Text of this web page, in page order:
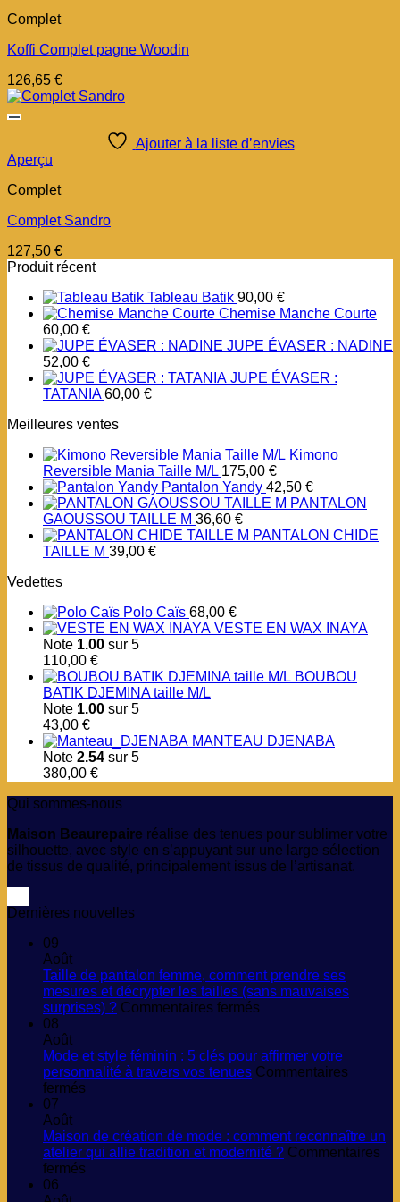
Complet
Koffi Complet pagne Woodin
126,65 €
Ajouter à la liste d’envies
Aperçu
Complet
Complet Sandro
127,50 €
Produit récent
Tableau Batik 90,00 €
Chemise Manche Courte
60,00 €
JUPE ÉVASER : NADINE
52,00 €
JUPE ÉVASER :
TATANIA 60,00 €
Meilleures ventes
Kimono
Reversible Mania Taille M/L 175,00 €
Pantalon Yandy 42,50 €
PANTALON
GAOUSSOU TAILLE M 36,60 €
PANTALON CHIDE
TAILLE M 39,00 €
Vedettes
Polo Caïs 68,00 €
VESTE EN WAX INAYA
Note 1.00 sur 5
110,00 €
BOUBOU
BATIK DJEMINA taille M/L
Note 1.00 sur 5
43,00 €
MANTEAU DJENABA
Note 2.54 sur 5
380,00 €
Qui sommes-nous
Maison Beaurepaire réalise des tenues pour sublimer votre
silhouette, avec style en s’appuyant sur une large sélection
de tissus de qualité, principalement issus de l’artisanat.
Dernières nouvelles
09
Août
Taille de pantalon femme, comment prendre ses
mesures et décrypter les tailles (sans mauvaises
surprises) ? Commentaires fermés
pantalon
femme,
mesures
et
08
Août
Mode et style féminin : 5 clés pour affirmer votre
personnalité à travers vos tenues Commentaires
fermés
style
féminin
07
Août
Maison de création de mode : comment reconnaître un
atelier qui allie tradition et modernité ? Commentaires
fermés
06